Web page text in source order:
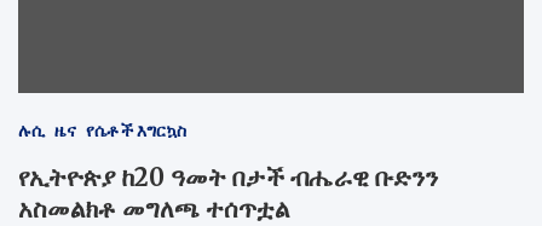
ሉሲ ዜና የሴቶች እግርኳስ
የኢትዮጵያ ከ20 ዓመት በታች ብሔራዊ ቡድንን
አስመልክቶ መግለጫ ተሰጥቷል